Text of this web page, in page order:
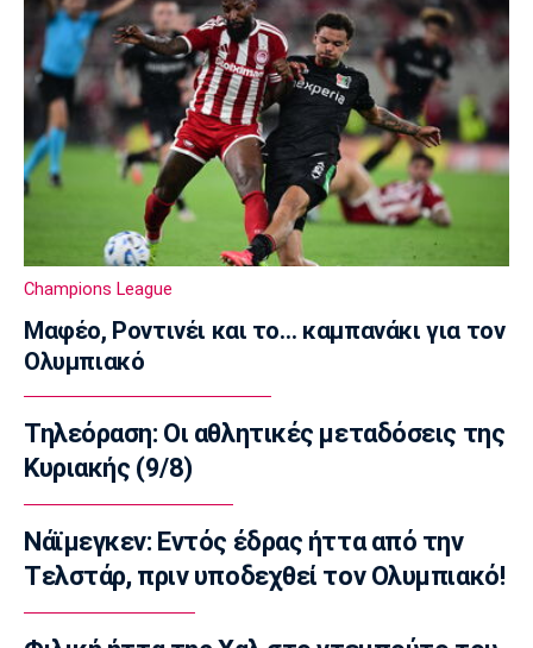
16:35
Super League 1
Γιώργος Μασούρας: Ανακοινώθηκε από τη
ΝΕΟΜ!
16:20
Πόλο
Ευρωπαϊκό Πρωτάθλημα Νέων Ανδρών:
Αναχώρησε για τη Βουλγαρία η Εθνική
16:05
Απόλλων Καλαμαριάς: Ενισχύθηκε με τον
Βοριαζίδη
15:50
Στίβος
Αρχίζει το Ευρωπαϊκό Πρωτάθλημα στίβου
στο Μπέρμιγχαμ
Μπάσκετ Ελλάδα
Μουρατίδης: «Στο NBA Summer League
μαθαίνεις την αγορά»
Champions League
Μαφέο, Ροντινέι και το… καμπανάκι για τον
Ολυμπιακό
Τηλεόραση: Οι αθλητικές μεταδόσεις της
Κυριακής (9/8)
Νάϊμεγκεν: Εντός έδρας ήττα από την
Tελστάρ, πριν υποδεχθεί τον Ολυμπιακό!